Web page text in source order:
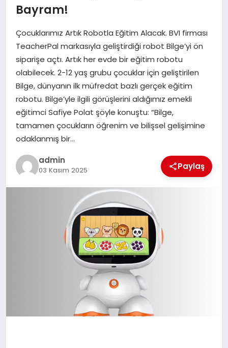
MAGAZIN
SPOR
TEKNOLOJI
Bayram!
Çocuklarımız Artık Robotla Eğitim Alacak. BVI firması
TeacherPal markasıyla geliştirdiği robot Bilge’yi ön
siparişe açtı. Artık her evde bir eğitim robotu
olabilecek. 2-12 yaş grubu çocuklar için geliştirilen
Bilge, dünyanın ilk müfredat bazlı gerçek eğitim
robotu. Bilge’yle ilgili görüşlerini aldığımız emekli
eğitimci Safiye Polat şöyle konuştu: “Bilge,
tamamen çocukların öğrenim ve bilişsel gelişimine
odaklanmış bir…
admin
03 Kasım 2025 Paylaş